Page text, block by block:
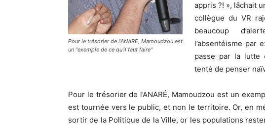
Pour le trésorier de l’ANARE, Mamoudzou est
un “exemple de ce qu’il faut faire”
appris ?! », lâchait
collègue du VR
beaucoup
l’absentéisme par
passe par la lutte
tenté de penser
Pour le trésorier de l’ANARÉ, Mamoudzou est un
est tournée vers le public, et non le territoire. Or, en
sortir de la Politique de la Ville, or les populations